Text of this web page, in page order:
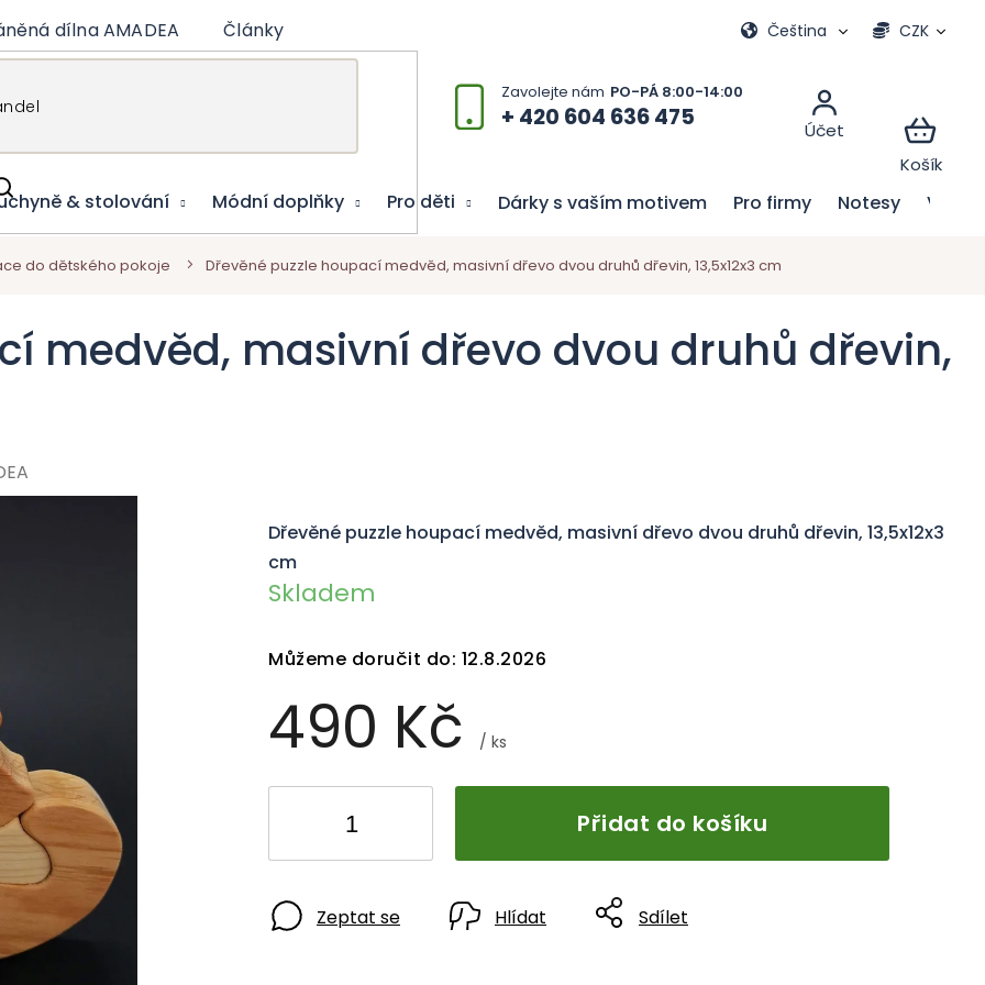
+ 420 604 636 475
dílna AMADEA Články CZK
Čeština
& stolování Módní doplňky Pro děti Dárky s vaším motivem Pro firmy Notesy
do dětského pokoje Dřevěné puzzle houpací medvěd, masivní dřevo dvou druhů dřevin, 13,5x12x3 cm
medvěd, masivní dřevo dvou druhů dřevin,
490 Kč / ks
Skladem
Můžeme doručit do: 12.8.2026
Přidat do košíku
Dřevěné puzzle houpací medvěd, masivní dřevo dvou druhů dřevin, 13,5x12x3
cm
Zeptat se Hlídat Sdílet